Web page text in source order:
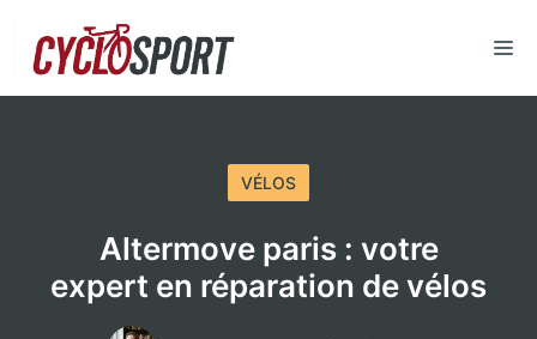
contenu
VÉLOS
Altermove paris : votre
expert en réparation de vélos